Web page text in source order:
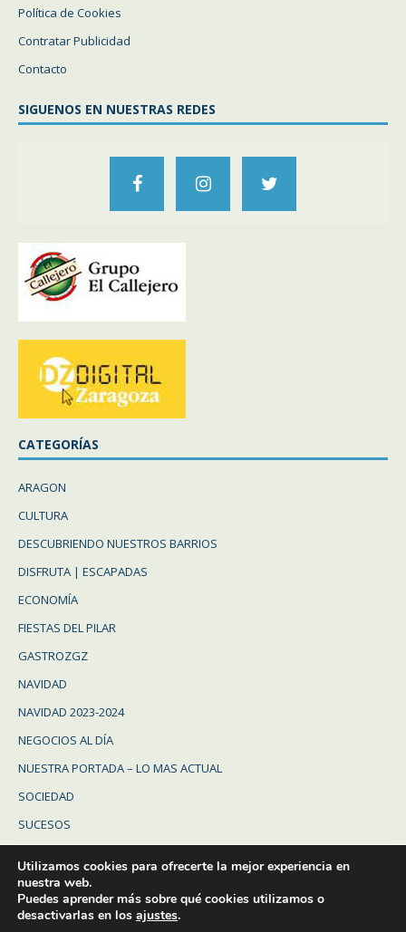
Política de Cookies
Contratar Publicidad
Contacto
SIGUENOS EN NUESTRAS REDES
CATEGORÍAS
ARAGON
CULTURA
DESCUBRIENDO NUESTROS BARRIOS
DISFRUTA | ESCAPADAS
ECONOMÍA
FIESTAS DEL PILAR
GASTROZGZ
NAVIDAD
NAVIDAD 2023-2024
NEGOCIOS AL DÍA
NUESTRA PORTADA – LO MAS ACTUAL
SOCIEDAD
SUCESOS
ZARAGOZA
ZARAGOZA PROVINCIA
Utilizamos cookies para ofrecerte la mejor experiencia en
nuestra web.
Puedes aprender más sobre qué cookies utilizamos o
desactivarlas en los ajustes.